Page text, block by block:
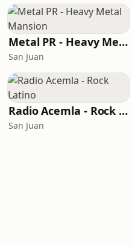
Metal PR - Heavy Metal Mansion
San Juan
Radio Acemla - Rock Latino
San Juan